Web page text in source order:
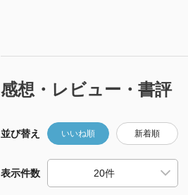
感想・レビュー・書評
並び替え いいね順 新着順
表示件数